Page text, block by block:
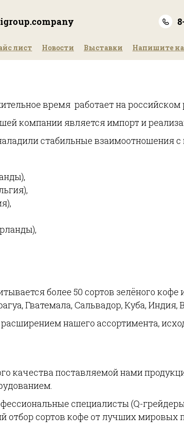
лист Новости Выставки Напишите
время работает на
компании является импорт и
стабильные взаимоотношения
более 50 сортов зелёного
Гватемала, Сальвадор, Куба, Индия,
нашего ассортимента,
качества поставляемой нами
специалисты (Q-
отбор сортов кофе от лучших мировых